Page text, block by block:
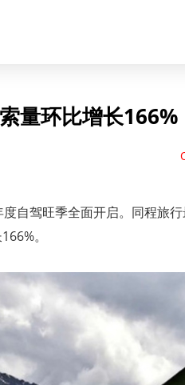
量环比增长166%
自驾旺季全面开启。同程旅行
。